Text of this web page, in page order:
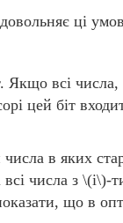
ці
Якщо всі
цей біт
в яких
числа з \(i\)-
що в